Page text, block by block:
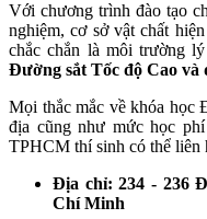
Với chương trình đào tạo
nghiệm, cơ sở vật chất
chắc chắn là môi trường
Đường sắt Tốc độ Cao và
Mọi thắc mắc về khóa học
địa cũng như mức học
TPHCM thí sinh có thể liên
Địa chỉ: 234 - 236
Chí Minh